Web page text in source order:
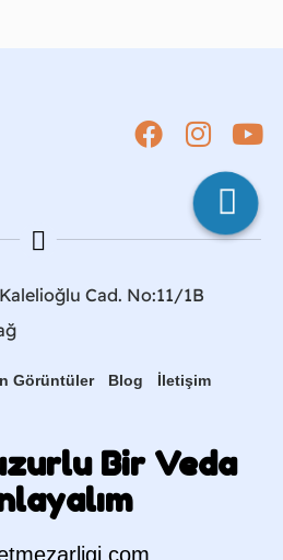
Cad. No:11/1B
Görüntüler Blog İletişim
Bir Veda